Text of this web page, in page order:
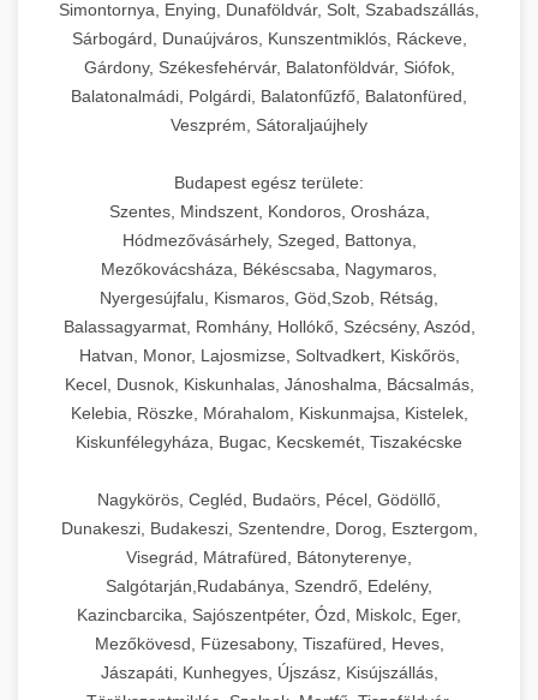
Simontornya, Enying, Dunaföldvár, Solt, Szabadszállás,
Sárbogárd, Dunaújváros, Kunszentmiklós, Ráckeve,
Gárdony, Székesfehérvár, Balatonföldvár, Siófok,
Balatonalmádi, Polgárdi, Balatonfűzfő, Balatonfüred,
Veszprém, Sátoraljaújhely
Budapest egész területe:
Szentes, Mindszent, Kondoros, Orosháza,
Hódmezővásárhely, Szeged, Battonya,
Mezőkovácsháza, Békéscsaba, Nagymaros,
Nyergesújfalu, Kismaros, Göd,Szob, Rétság,
Balassagyarmat, Romhány, Hollókő, Szécsény, Aszód,
Hatvan, Monor, Lajosmizse, Soltvadkert, Kiskőrös,
Kecel, Dusnok, Kiskunhalas, Jánoshalma, Bácsalmás,
Kelebia, Röszke, Mórahalom, Kiskunmajsa, Kistelek,
Kiskunfélegyháza, Bugac, Kecskemét, Tiszakécske
Nagykörös, Cegléd, Budaörs, Pécel, Gödöllő,
Dunakeszi, Budakeszi, Szentendre, Dorog, Esztergom,
Visegrád, Mátrafüred, Bátonyterenye,
Salgótarján,Rudabánya, Szendrő, Edelény,
Kazincbarcika, Sajószentpéter, Ózd, Miskolc, Eger,
Mezőkövesd, Füzesabony, Tiszafüred, Heves,
Jászapáti, Kunhegyes, Újszász, Kisújszállás,